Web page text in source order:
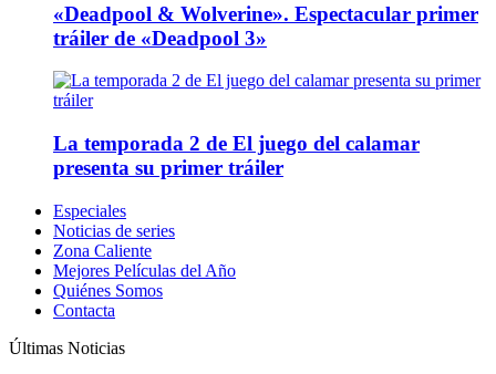
«Deadpool & Wolverine». Espectacular primer
tráiler de «Deadpool 3»
La temporada 2 de El juego del calamar
presenta su primer tráiler
Especiales
Noticias de series
Zona Caliente
Mejores Películas del Año
Quiénes Somos
Contacta
Últimas Noticias